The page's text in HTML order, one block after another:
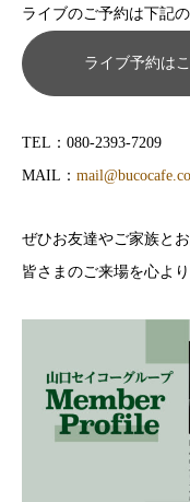
ライブのご予約は下記
ライブ予約は
TEL：080-2393-7209
MAIL：
ぜひお友達やご家族と
皆さまのご来場を心よ